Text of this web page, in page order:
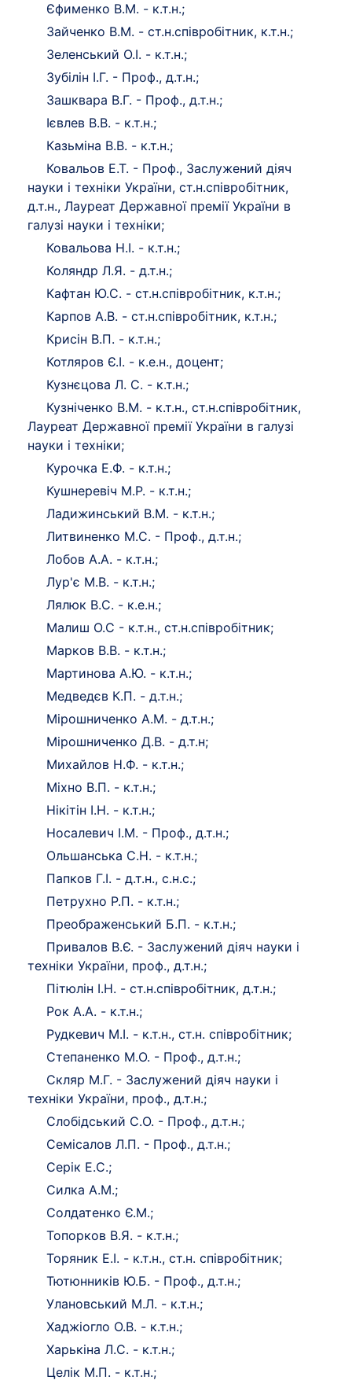
Єфименко В.М. - к.т.н.;
Зайченко В.М. - ст.н.співробітник, к.т.н.;
Зеленський О.І. - к.т.н.;
Зубілін І.Г. - Проф., д.т.н.;
Зашквара В.Г. - Проф., д.т.н.;
Ієвлев В.В. - к.т.н.;
Казьміна В.В. - к.т.н.;
Ковальов Е.Т. - Проф., Заслужений діяч
науки і техніки України, ст.н.співробітник,
д.т.н., Лауреат Державної премії України в
галузі науки і техніки;
Ковальова Н.І. - к.т.н.;
Коляндр Л.Я. - д.т.н.;
Кафтан Ю.С. - ст.н.співробітник, к.т.н.;
Карпов А.В. - ст.н.співробітник, к.т.н.;
Крисін В.П. - к.т.н.;
Котляров Є.І. - к.е.н., доцент;
Кузнєцова Л. С. - к.т.н.;
Кузніченко В.М. - к.т.н., ст.н.співробітник,
Лауреат Державної премії України в галузі
науки і техніки;
Курочка Е.Ф. - к.т.н.;
Кушнеревіч М.Р. - к.т.н.;
Ладижинський В.М. - к.т.н.;
Литвиненко М.С. - Проф., д.т.н.;
Лобов А.А. - к.т.н.;
Лур'є М.В. - к.т.н.;
Лялюк В.С. - к.е.н.;
Малиш О.С - к.т.н., ст.н.співробітник;
Марков В.В. - к.т.н.;
Мартинова А.Ю. - к.т.н.;
Медведєв К.П. - д.т.н.;
Мірошниченко А.М. - д.т.н.;
Мірошниченко Д.В. - д.т.н;
Михайлов Н.Ф. - к.т.н.;
Міхно В.П. - к.т.н.;
Нікітін І.Н. - к.т.н.;
Носалевич І.М. - Проф., д.т.н.;
Ольшанська С.Н. - к.т.н.;
Папков Г.І. - д.т.н., с.н.с.;
Петрухно Р.П. - к.т.н.;
Преображенський Б.П. - к.т.н.;
Привалов В.Є. - Заслужений діяч науки і
техніки України, проф., д.т.н.;
Пітюлін І.Н. - ст.н.співробітник, д.т.н.;
Рок А.А. - к.т.н.;
Рудкевич М.І. - к.т.н., ст.н. співробітник;
Степаненко М.О. - Проф., д.т.н.;
Скляр М.Г. - Заслужений діяч науки і
техніки України, проф., д.т.н.;
Слобідський С.О. - Проф., д.т.н.;
Семісалов Л.П. - Проф., д.т.н.;
Серік Е.С.;
Силка А.М.;
Солдатенко Є.М.;
Топорков В.Я. - к.т.н.;
Торяник Е.І. - к.т.н., ст.н. співробітник;
Тютюнників Ю.Б. - Проф., д.т.н.;
Улановський М.Л. - к.т.н.;
Хаджіогло О.В. - к.т.н.;
Харькіна Л.С. - к.т.н.;
Целік М.П. - к.т.н.;